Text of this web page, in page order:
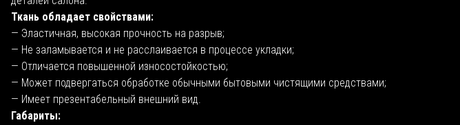
Ткань обладает свойствами:
— Эластичная, высокая прочность на разрыв;
— Не заламывается и не расслаивается в процессе укладки;
— Отличается повышенной износостойкостью;
— Может подвергаться обработке обычными бытовыми чистящими средствами;
— Имеет презентабельный внешний вид.
Габариты: